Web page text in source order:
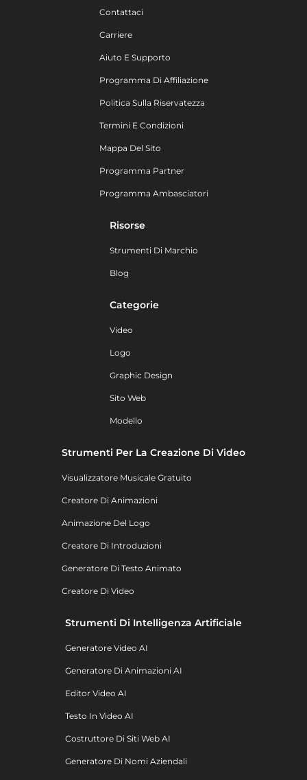
Contattaci
Carriere
Aiuto E Supporto
Programma Di Affiliazione
Politica Sulla Riservatezza
Termini E Condizioni
Mappa Del Sito
Programma Partner
Programma Ambasciatori
Risorse
Strumenti Di Marchio
Blog
Categorie
Video
Logo
Graphic Design
Sito Web
Modello
Strumenti Per La Creazione Di Video
Visualizzatore Musicale Gratuito
Creatore Di Animazioni
Animazione Del Logo
Creatore Di Introduzioni
Generatore Di Testo Animato
Creatore Di Video
Strumenti Di Intelligenza Artificiale
Generatore Video AI
Generatore Di Animazioni AI
Editor Video AI
Testo In Video AI
Costruttore Di Siti Web AI
Generatore Di Nomi Aziendali